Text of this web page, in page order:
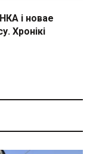
і новае
Хронікі